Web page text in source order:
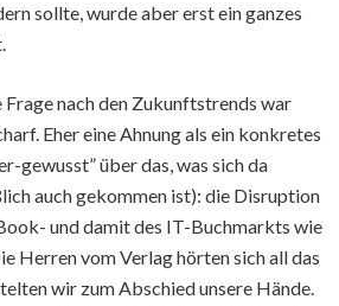
sollte, wurde aber erst ein ganzes
nach den Zukunftstrends war
Eher eine Ahnung als ein konkretes
gewusst” über das, was sich da
auch gekommen ist): die Disruption
und damit des IT-Buchmarkts wie
Herren vom Verlag hörten sich all das
wir zum Abschied unsere Hände.